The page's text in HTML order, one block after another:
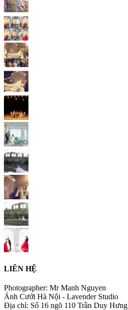
LIÊN HỆ
Photographer: Mr Manh Nguyen
Ảnh Cưới Hà Nội - Lavender Studio
Địa chỉ: Số 16 ngõ 110 Trần Duy